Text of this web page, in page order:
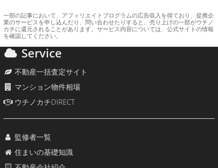
一部の記事において、アフィリエイトプログラムの広告収入を得ており、提携企
業のサービスを申し込んだり、問い合わせたりすると、売り上げの一部がウチノ
カチに還元されることがあります。サービス内容については、公式サイトの情報
を確認してください。
Service
不動産一括査定サイト
マンション物件相場
ウチノカチDIRECT
監修者一覧
住まいの基礎知識